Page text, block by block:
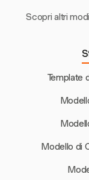
Scopri altri
Template
Modello di